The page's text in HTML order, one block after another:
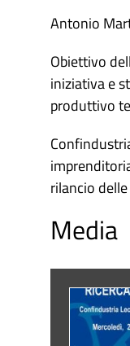
Antonio
Obiettivo
iniziativa e
produttivo
rilancio
Media